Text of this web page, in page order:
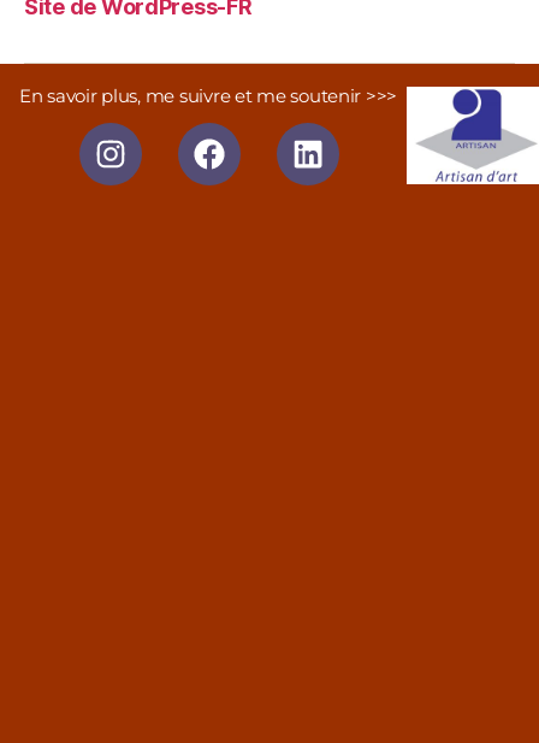
Site de WordPress-FR
En savoir plus, me suivre et me soutenir >>>